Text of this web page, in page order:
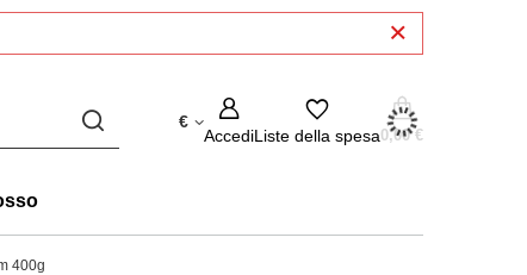
€
AccediListe della spesa0,00 €
400g